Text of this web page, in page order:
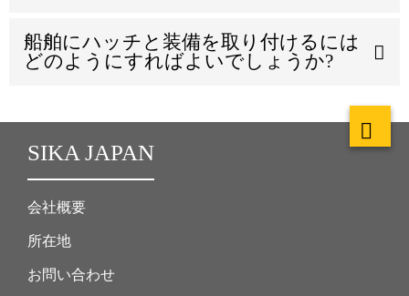
船舶にハッチと装備を取り付けるには
どのようにすればよいでしょうか?
SIKA JAPAN
会社概要
所在地
お問い合わせ